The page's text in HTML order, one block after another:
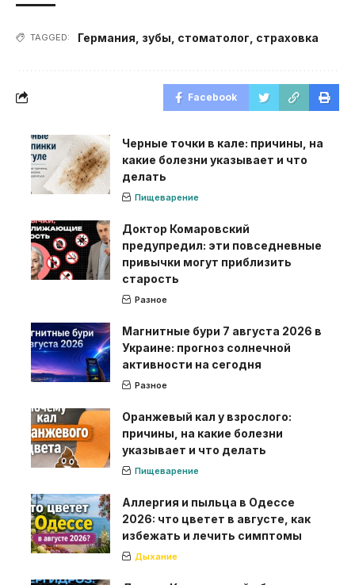
TAGGED: Германия зубы стоматолог страховка
Facebook
Черные точки в кале: причины, на
какие болезни указывает и что
делать
Пищеварение
Доктор Комаровский
предупредил: эти повседневные
привычки могут приблизить
старость
Разное
Магнитные бури 7 августа 2026 в
Украине: прогноз солнечной
активности на сегодня
Разное
Оранжевый кал у взрослого:
причины, на какие болезни
указывает и что делать
Пищеварение
Аллергия и пыльца в Одессе
2026: что цветет в августе, как
избежать и лечить симптомы
Дыхание